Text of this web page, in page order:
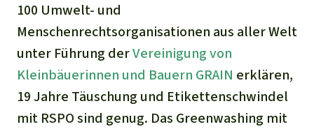
100 Umwelt- und
Menschenrechtsorganisationen aus aller Welt
unter Führung derVereinigung von
Kleinbäuerinnen und Bauern GRAIN erklären,
19 Jahre Täuschung und Etikettenschwindel
mit RSPO sind genug. Das Greenwashing mit